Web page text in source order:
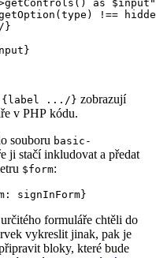
{label .../} zobrazují
v PHP kódu.
souboru basic-
ji stačí inkludovat a předat
$form:
formuláře chtěli do
vykreslit jinak, pak je
bloky, které bude